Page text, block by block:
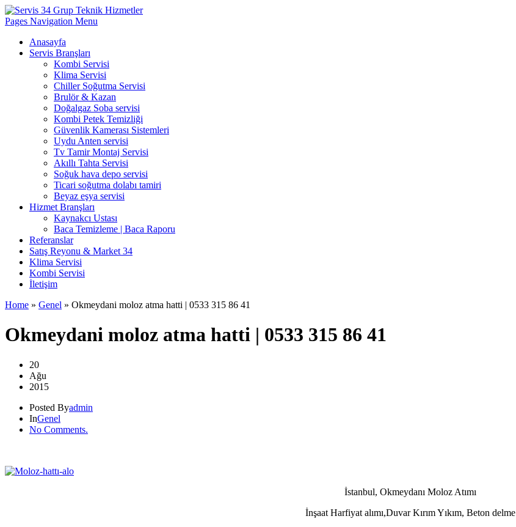
Pages Navigation Menu
Anasayfa
Servis Branşları
Kombi Servisi
Klima Servisi
Chiller Soğutma Servisi
Brulör & Kazan
Doğalgaz Soba servisi
Kombi Petek Temizliği
Güvenlik Kamerası Sistemleri
Uydu Anten servisi
Tv Tamir Montaj Servisi
Akıllı Tahta Servisi
Soğuk hava depo servisi
Ticari soğutma dolabı tamiri
Beyaz eşya servisi
Hizmet Branşları
Kaynakcı Ustası
Baca Temizleme | Baca Raporu
Referanslar
Satış Reyonu & Market 34
Klima Servisi
Kombi Servisi
İletişim
Home » Genel » Okmeydani moloz atma hatti | 0533 315 86 41
Okmeydani moloz atma hatti | 0533 315 86 41
20
Ağu
2015
Posted Byadmin
InGenel
No Comments.
İstanbul, Okmeydanı Moloz Atımı
İnşaat Harfiyat alımı,Duvar Kırım Yıkım, Beton delme